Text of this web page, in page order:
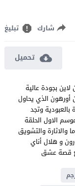
شارك تبليغ
تحميل
عشق اون لاين بجودة عالية
الاسر حلقة 134 كاملة عن أورهون الذي يحاول
وتجد
الاول الحلقة
والاثارة والتشويق
تورون و هلال أناي